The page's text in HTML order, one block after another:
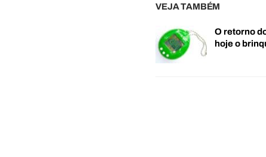
VEJA TAMBÉM
O retorno
hoje o